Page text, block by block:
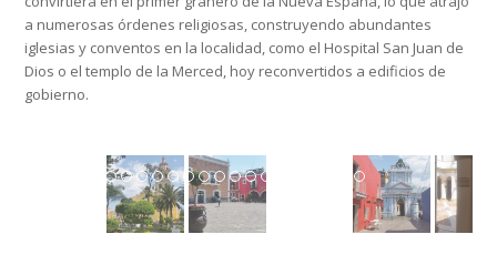
a numerosas órdenes religiosas, construyendo abundantes
iglesias y conventos en la localidad, como el Hospital San Juan de
Dios o el templo de la Merced, hoy reconvertidos a edificios de
gobierno.